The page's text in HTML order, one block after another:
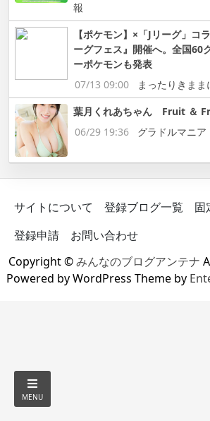
報
【ポケモン】×「Jリーグ」コ
ーグフェス』開催へ。全国60
ーポケモンも発表
07/13 09:00
まったりきま
葉月くれあちゃん Fruit ＆
06/29 19:36
グラドルマニ
サイトについて 登録ブログ一覧
固
登録申請
お問い合わせ
Copyright ©みんなのブログアンテナ
Powered by WordPress Theme by
MENU